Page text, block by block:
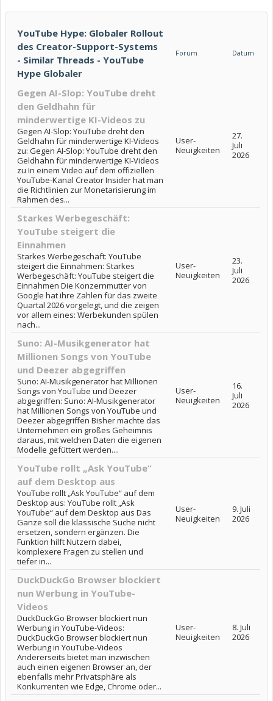
YouTube Hype: Globaler Rollout
des Creator-Support-Systems
- Similar Threads - YouTube
Hype Globaler
Forum Datum
Gegen AI-Slop: YouTube dreht
den Geldhahn für
minderwertige KI-Videos zu
Gegen AI-Slop: YouTube dreht den
Geldhahn für minderwertige KI-Videos
zu: Gegen AI-Slop: YouTube dreht den
Geldhahn für minderwertige KI-Videos
zu In einem Video auf dem offiziellen
YouTube-Kanal Creator Insider hat man
die Richtlinien zur Monetarisierung im
Rahmen des...
User-
Neuigkeiten
27.
Juli
2026
Starkes Werbegeschäft:
YouTube steigert die
Einnahmen
Starkes Werbegeschäft: YouTube
steigert die Einnahmen: Starkes
Werbegeschäft: YouTube steigert die
Einnahmen Die Konzernmutter von
Google hat ihre Zahlen für das zweite
Quartal 2026 vorgelegt, und die zeigen
vor allem eines: Werbekunden spülen
nach...
User-
Neuigkeiten
23.
Juli
2026
Suno: AI-Musikgenerator hat
Millionen Songs von YouTube
und Deezer abgegriffen
Suno: AI-Musikgenerator hat Millionen
Songs von YouTube und Deezer
abgegriffen: Suno: AI-Musikgenerator
hat Millionen Songs von YouTube und
Deezer abgegriffen Bisher machte das
Unternehmen ein großes Geheimnis
daraus, mit welchen Daten die eigenen
Modelle gefüttert werden....
User-
Neuigkeiten
16.
Juli
2026
YouTube rollt „Ask YouTube“
auf dem Desktop aus
YouTube rollt „Ask YouTube“ auf dem
Desktop aus: YouTube rollt „Ask
YouTube“ auf dem Desktop aus Das
Ganze soll die klassische Suche nicht
ersetzen, sondern ergänzen. Die
Funktion hilft Nutzern dabei,
komplexere Fragen zu stellen und
tiefer in...
User-
Neuigkeiten
9. Juli
2026
DuckDuckGo Browser blockiert
nun Werbung in YouTube-
Videos
DuckDuckGo Browser blockiert nun
Werbung in YouTube-Videos:
DuckDuckGo Browser blockiert nun
Werbung in YouTube-Videos
Andererseits bietet man inzwischen
auch einen eigenen Browser an, der
ebenfalls mehr Privatsphäre als
Konkurrenten wie Edge, Chrome oder...
User-
Neuigkeiten
8. Juli
2026